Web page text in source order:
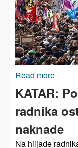
Read more
KATAR:
radnika
naknade
Na hiljade